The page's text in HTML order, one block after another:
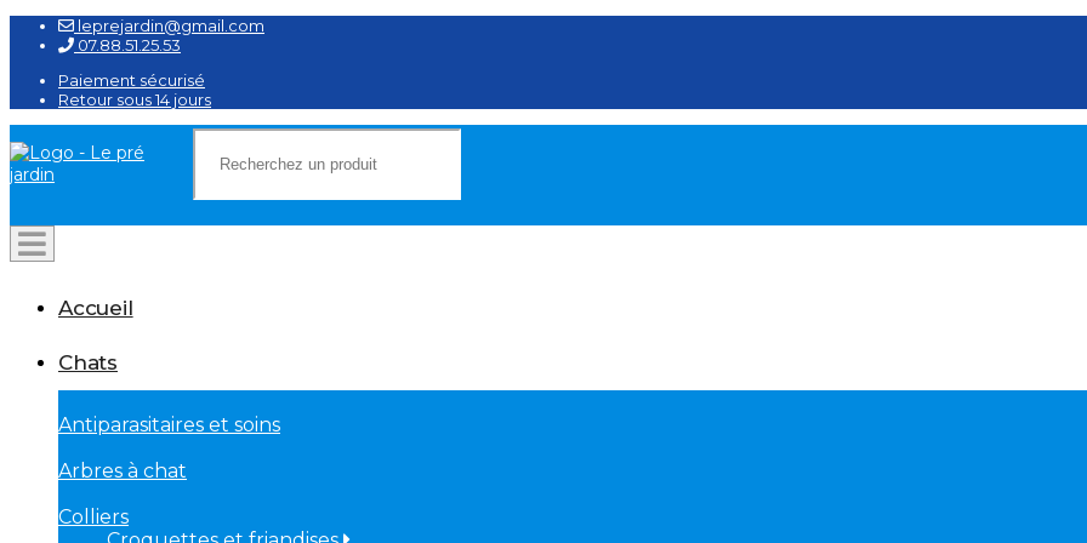
leprejardin@gmail.com
07.88.51.25.53
Paiement sécurisé
Retour sous 14 jours
Accueil
Chats
Antiparasitaires et soins
Arbres à chat
Colliers